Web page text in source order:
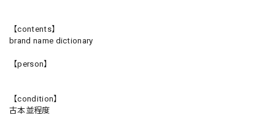
【contents】
brand name dictionary
【person】
【condition】
古本並程度